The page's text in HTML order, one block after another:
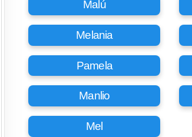
Malú
Melania
Pamela
Manlio
Mel